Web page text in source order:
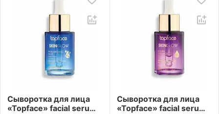
Сыворотка для лица
«Topface» facial serum
Сыворотка для лица
«Topface» facial serum